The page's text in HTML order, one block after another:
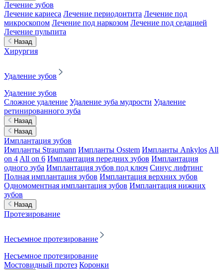
Лечение зубов
Лечение кариеса Лечение периодонтита Лечение под
микроскопом Лечение под наркозом Лечение под седацией
Лечение пульпита
Назад
Хирургия
Удаление зубов
Удаление зубов
Сложное удаление Удаление зуба мудрости Удаление
ретинированного зуба
Назад
Назад
Имплантация зубов
Импланты Straumann Импланты Osstem Импланты Ankylos All
on 4 All on 6 Имплантация передних зубов Имплантация
одного зуба Имплантация зубов под ключ Синус лифтинг
Полная имплантация зубов Имплантация верхних зубов
Одномоментная имплантация зубов Имплантация нижних
зубов
Назад
Протезирование
Несъемное протезирование
Несъемное протезирование
Мостовидный протез Коронки